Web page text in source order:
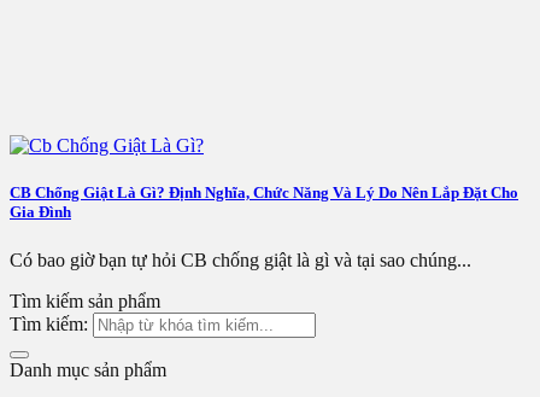
CB Chống Giật Là Gì? Định Nghĩa, Chức Năng Và Lý Do Nên Lắp Đặt Cho
Gia Đình
Có bao giờ bạn tự hỏi CB chống giật là gì và tại sao chúng...
Tìm kiếm sản phẩm
Tìm kiếm:
Danh mục sản phẩm